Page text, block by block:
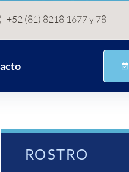
+52 (81) 8218 1677 y 78
ROSTRO